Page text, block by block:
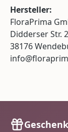
Hersteller:
FloraPrima
Didderser Str.
38176